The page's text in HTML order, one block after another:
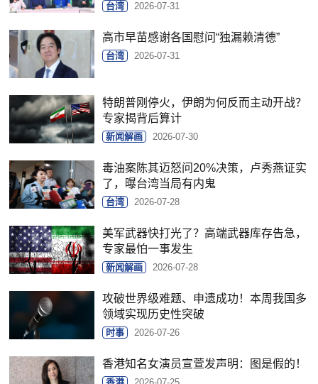
台湾 2026-07-31
高市早苗感谢各国慰问“独漏赖清德”
台湾 2026-07-31
特朗普刚停火，伊朗为何反而主动开战？
专家揭背后算计
新闻解画 2026-07-30
毒油案陈其迈怒问20%决策，卢秀燕证实
了，曝台湾当局有内鬼
台湾 2026-07-28
美军武器快打光了？高端武器库存告急，
专家最怕一事发生
新闻解画 2026-07-28
攻破世界级难题、申遗成功！本周我国多
领域实现历史性突破
时事 2026-07-26
香港知名女演员宣萱发声明：图是假的！